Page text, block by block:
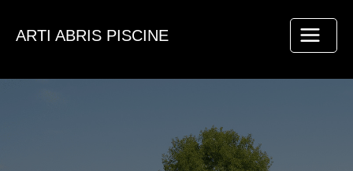
ARTI ABRIS PISCINE